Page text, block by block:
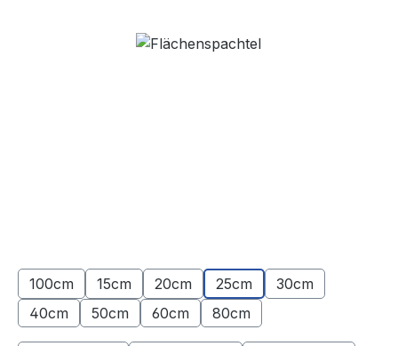
Bildergalerie überspringen
100cm 15cm 20cm 25cm
30cm
40cm
50cm 60cm 80cm